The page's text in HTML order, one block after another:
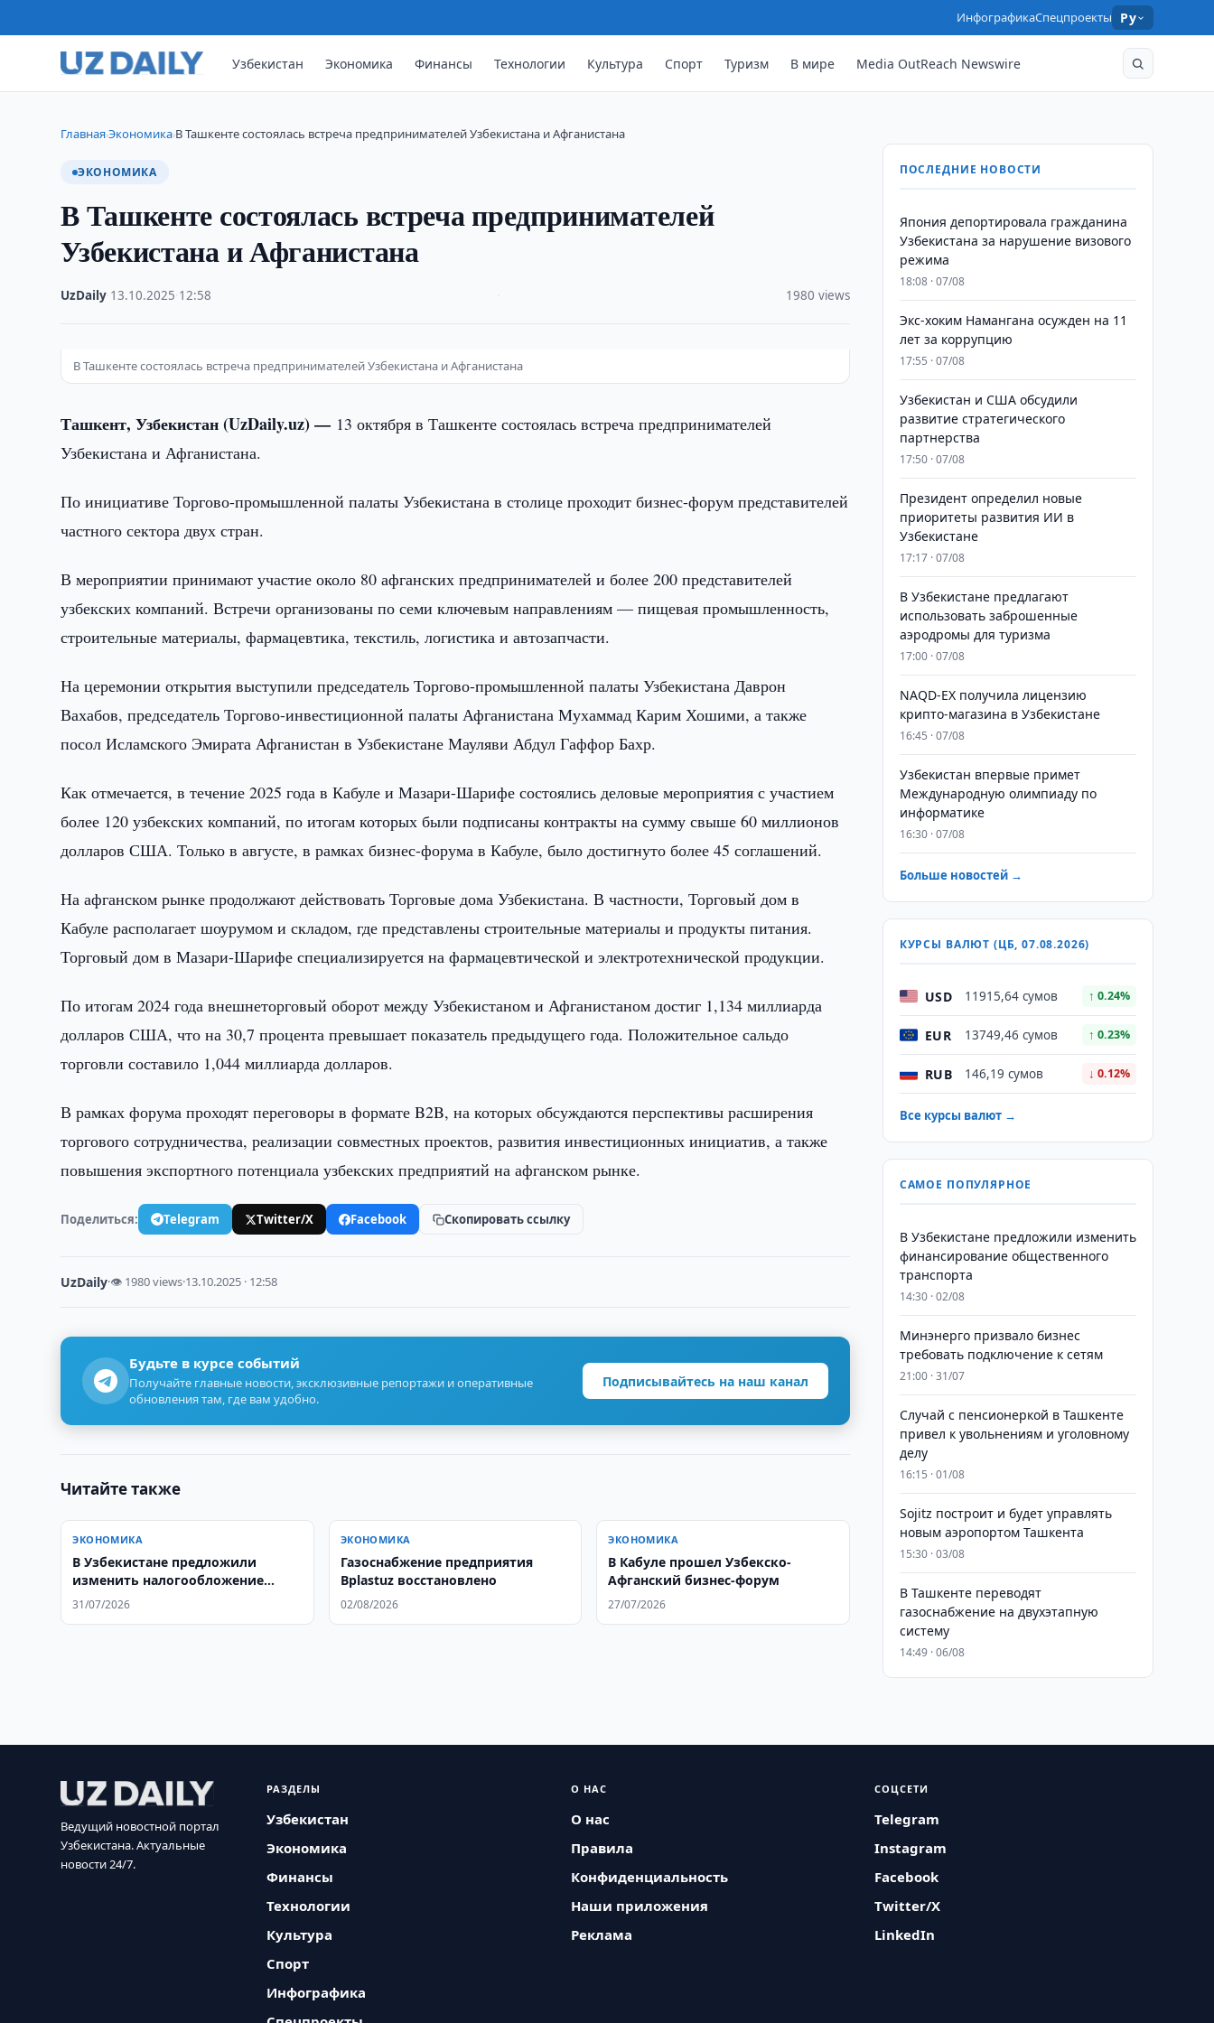
ИнфографикаСпецпроекты Ру
Узбекистан Экономика Финансы Технологии Культура Спорт Туризм В мире Media OutReach Newswire
Главная›Экономика›В Ташкенте состоялась встреча предпринимателей Узбекистана и Афганистана
ЭКОНОМИКА
В Ташкенте состоялась встреча предпринимателей
Узбекистана и Афганистана
UzDaily 13.10.2025 12:58 1980 views
В Ташкенте состоялась встреча предпринимателей Узбекистана и Афганистана
Ташкент, Узбекистан (UzDaily.uz) — 13 октября в Ташкенте состоялась встреча предпринимателей
Узбекистана и Афганистана.
По инициативе Торгово-промышленной палаты Узбекистана в столице проходит бизнес-форум представителей
частного сектора двух стран.
В мероприятии принимают участие около 80 афганских предпринимателей и более 200 представителей
узбекских компаний. Встречи организованы по семи ключевым направлениям — пищевая промышленность,
строительные материалы, фармацевтика, текстиль, логистика и автозапчасти.
На церемонии открытия выступили председатель Торгово-промышленной палаты Узбекистана Даврон
Вахабов, председатель Торгово-инвестиционной палаты Афганистана Мухаммад Карим Хошими, а также
посол Исламского Эмирата Афганистан в Узбекистане Мауляви Абдул Гаффор Бахр.
Как отмечается, в течение 2025 года в Кабуле и Мазари-Шарифе состоялись деловые мероприятия с участием
более 120 узбекских компаний, по итогам которых были подписаны контракты на сумму свыше 60 миллионов
долларов США. Только в августе, в рамках бизнес-форума в Кабуле, было достигнуто более 45 соглашений.
На афганском рынке продолжают действовать Торговые дома Узбекистана. В частности, Торговый дом в
Кабуле располагает шоурумом и складом, где представлены строительные материалы и продукты питания.
Торговый дом в Мазари-Шарифе специализируется на фармацевтической и электротехнической продукции.
По итогам 2024 года внешнеторговый оборот между Узбекистаном и Афганистаном достиг 1,134 миллиарда
долларов США, что на 30,7 процента превышает показатель предыдущего года. Положительное сальдо
торговли составило 1,044 миллиарда долларов.
В рамках форума проходят переговоры в формате B2B, на которых обсуждаются перспективы расширения
торгового сотрудничества, реализации совместных проектов, развития инвестиционных инициатив, а также
повышения экспортного потенциала узбекских предприятий на афганском рынке.
Поделиться: Telegram Twitter/X Facebook Скопировать ссылку
UzDaily·👁 1980 views·13.10.2025 · 12:58
Будьте в курсе событий
Получайте главные новости, эксклюзивные репортажи и оперативные
обновления там, где вам удобно.
Подписывайтесь на наш канал
Читайте также
ЭКОНОМИКА
В Узбекистане предложили
изменить налогообложение
самозанятых
31/07/2026
ЭКОНОМИКА
Газоснабжение предприятия
Bplastuz восстановлено
02/08/2026
ЭКОНОМИКА
В Кабуле прошел Узбекско-
Афганский бизнес-форум
27/07/2026
ПОСЛЕДНИЕ НОВОСТИ
Япония депортировала гражданина
Узбекистана за нарушение визового
режима
18:08 · 07/08
​​​​​​​Экс-хоким Намангана осужден на 11
лет за коррупцию
17:55 · 07/08
Узбекистан и США обсудили
развитие стратегического
партнерства
17:50 · 07/08
Президент определил новые
приоритеты развития ИИ в
Узбекистане
17:17 · 07/08
В Узбекистане предлагают
использовать заброшенные
аэродромы для туризма
17:00 · 07/08
NAQD-EX получила лицензию
крипто-магазина в Узбекистане
16:45 · 07/08
Узбекистан впервые примет
Международную олимпиаду по
информатике
16:30 · 07/08
Больше новостей →
КУРСЫ ВАЛЮТ (ЦБ, 07.08.2026)
USD 11915,64 сумов ↑ 0.24%
EUR 13749,46 сумов ↑ 0.23%
RUB 146,19 сумов ↓ 0.12%
Все курсы валют →
САМОЕ ПОПУЛЯРНОЕ
В Узбекистане предложили изменить
финансирование общественного
транспорта
14:30 · 02/08
Минэнерго призвало бизнес
требовать подключение к сетям
21:00 · 31/07
Случай с пенсионеркой в Ташкенте
привел к увольнениям и уголовному
делу
16:15 · 01/08
Sojitz построит и будет управлять
новым аэропортом Ташкента
15:30 · 03/08
В Ташкенте переводят
газоснабжение на двухэтапную
систему
14:49 · 06/08
Ведущий новостной портал
Узбекистана. Актуальные
новости 24/7.
РАЗДЕЛЫ
Узбекистан
Экономика
Финансы
Технологии
Культура
Спорт
Инфографика
О НАС
О нас
Правила
Конфиденциальность
Наши приложения
Реклама
СОЦСЕТИ
Telegram
Instagram
Facebook
Twitter/X
LinkedIn